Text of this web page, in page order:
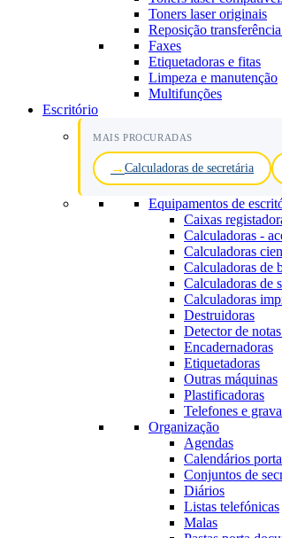
Toners laser originais
Reposição
Faxes
Etiquetadoras e fitas
Limpeza e manutenção
Multifunções
Escritório
MAIS PROCURADAS
Calculadoras de secretária
Equipamentos de
Caixas
Calculadoras -
Calculadoras
Calculadoras de
Calculadoras de
Calculadoras
Destruidoras
Detector de
Encadernadoras
Etiquetadoras
Outras máquinas
Plastificadoras
Telefones e
Organização
Agendas
Calendários
Conjuntos de
Diários
Listas telefónicas
Malas